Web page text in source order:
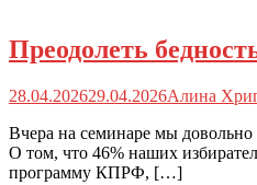
Преодолеть
28.04.202629.04.2026Алина
Вчера на семинаре мы
О том, что 46% наших
программу КПРФ, […]